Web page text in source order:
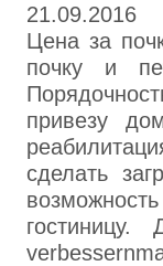
21.09.2016
Цена за
почку и
привезу
сделать